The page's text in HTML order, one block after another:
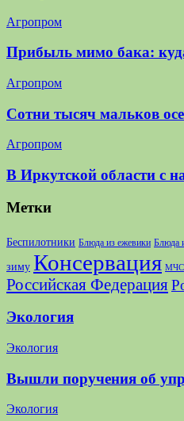
Агропром
Прибыль мимо бака:
Агропром
Сотни тысяч мальков
Агропром
В Иркутской области с
Метки
Беспилотники Блюда из ежевики Блюда
зиму Консервация МЧС
Российская Федерация
Экология
Экология
Вышли поручения об
Экология